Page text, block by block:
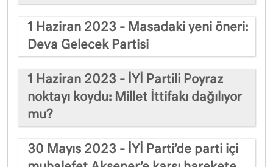
1 Haziran 2023 - Masadaki yeni öneri:
Deva Gelecek Partisi
1 Haziran 2023 - İYİ Partili Poyraz
noktayı koydu: Millet İttifakı dağılıyor
mu?
30 Mayıs 2023 - İYİ Parti’de parti içi